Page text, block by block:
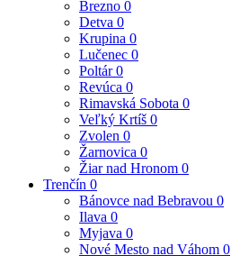
Brezno 0
Detva 0
Krupina 0
Lučenec 0
Poltár0
Revúca 0
Rimavská Sobota 0
Veľký Krtíš 0
Zvolen 0
Žarnovica 0
Žiar nad Hronom 0
Trenčín 0
Bánovce nad Bebravou 0
Ilava 0
Myjava 0
Nové Mesto nad Váhom 0